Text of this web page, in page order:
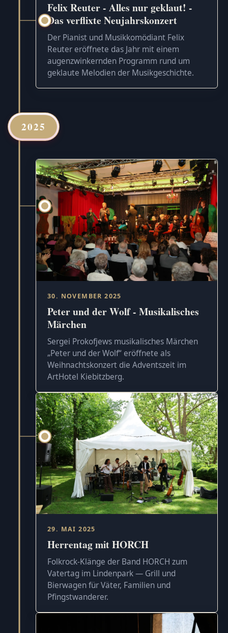
Felix Reuter - Alles nur geklaut! -
Das verflixte Neujahrskonzert
Der Pianist und Musikkomödiant Felix
Reuter eröffnete das Jahr mit einem
augenzwinkernden Programm rund um
geklaute Melodien der Musikgeschichte.
2025
30. NOVEMBER 2025
Peter und der Wolf - Musikalisches
Märchen
Sergei Prokofjews musikalisches Märchen
„Peter und der Wolf“ eröffnete als
Weihnachtskonzert die Adventszeit im
ArtHotel Kiebitzberg.
29. MAI 2025
Herrentag mit HORCH
Folkrock-Klänge der Band HORCH zum
Vatertag im Lindenpark — Grill und
Bierwagen für Väter, Familien und
Pfingstwanderer.